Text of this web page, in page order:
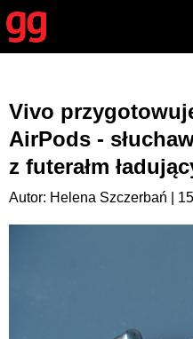
Vivo
AirPods -
z futerałm
Autor: Helena Szczerbań |